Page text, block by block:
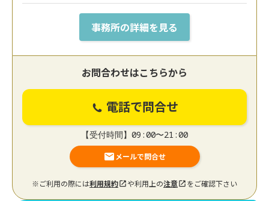
事務所の詳細を見る
お問合わせはこちらから
電話で問合せ
【受付時間】09:00〜21:00
メールで問合せ
※ご利用の際には利用規約 や利用上の注意 をご確認下さい